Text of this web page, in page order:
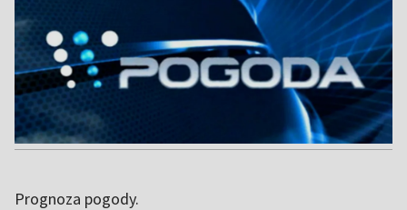
Prognoza pogody.